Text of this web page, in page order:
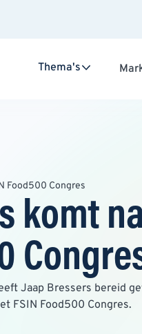
Thema's
Food500 Congres
komt
Jaap Bressers bereid
FSIN Food500 Congres.